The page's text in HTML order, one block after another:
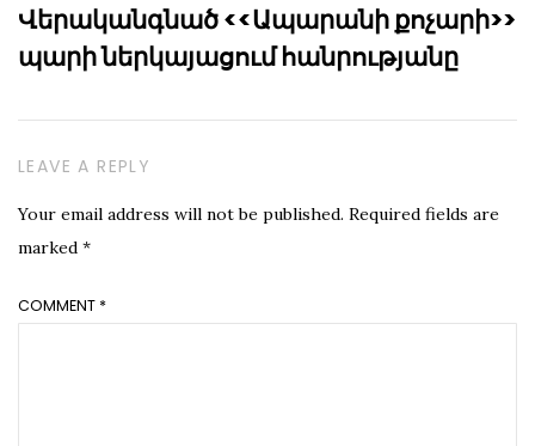
Վերականգնած <<Ապարանի քոչարի>>
պարի ներկայացում հանրությանը
LEAVE A REPLY
Your email address will not be published. Required fields are
marked *
COMMENT *